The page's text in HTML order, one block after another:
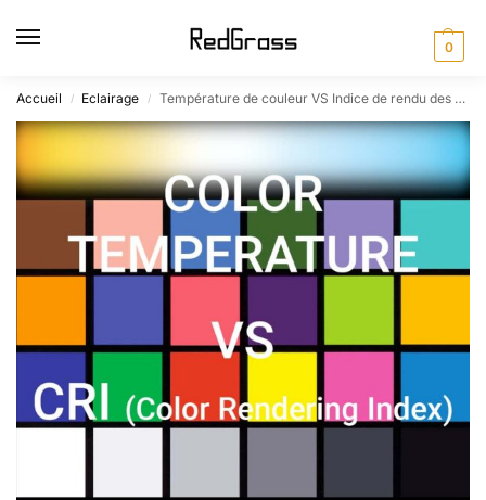
0
Accueil / Eclairage / Température de couleur VS Indice de rendu des couleurs